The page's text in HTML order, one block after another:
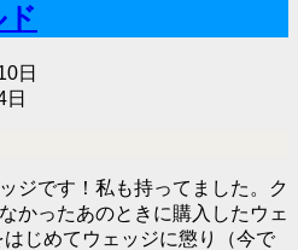
日
ジです！私も持ってました。ク
かったあのときに購入したウェ
はじめてウェッジに懲り（今で